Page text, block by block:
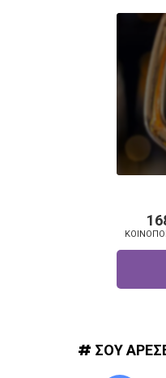
# ΣΟΥ